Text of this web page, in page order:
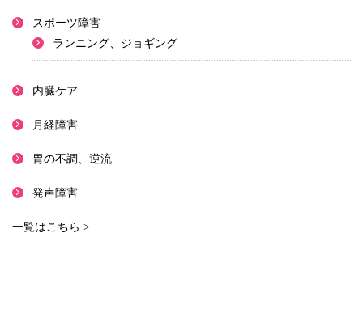
スポーツ障害
ランニング、ジョギング
内臓ケア
月経障害
胃の不調、逆流
発声障害
一覧はこちら >